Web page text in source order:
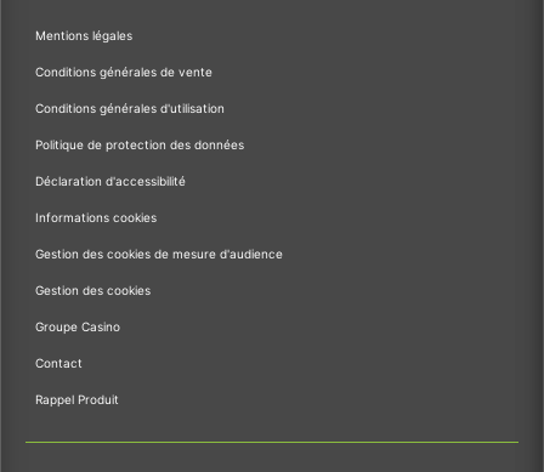
Mentions légales
Conditions générales de vente
Conditions générales d'utilisation
Politique de protection des données
Déclaration d'accessibilité
Informations cookies
Gestion des cookies de mesure d'audience
Gestion des cookies
Groupe Casino
Contact
Rappel Produit